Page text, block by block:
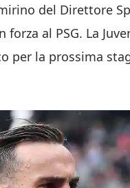
del Direttore
forza al PSG. La
per la prossima